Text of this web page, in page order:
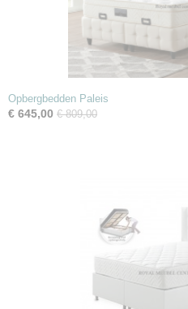
Opbergbedden Paleis
€ 645,00 € 809,00